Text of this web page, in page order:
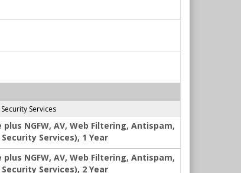
Services
NGFW, AV, Web Filtering, Antispam,
Services), 1 Year
NGFW, AV, Web Filtering, Antispam,
Services), 2 Year